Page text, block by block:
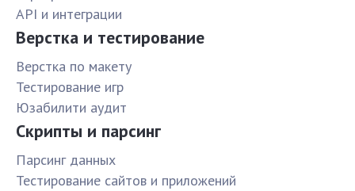
API и интеграции
Верстка и тестирование
Верстка по макету
Тестирование игр
Юзабилити аудит
Скрипты и парсинг
Парсинг данных
Тестирование сайтов и приложений